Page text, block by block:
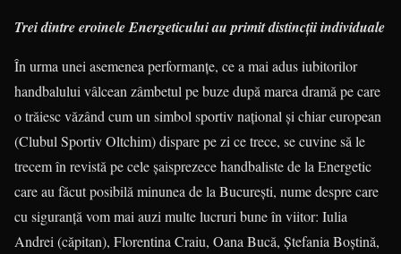
Trei dintre eroinele Energeticului au primit distincţii individuale
În urma unei asemenea performanţe, ce a mai adus iubitorilor
handbalului vâlcean zâmbetul pe buze după marea dramă pe care
o trăiesc văzând cum un simbol sportiv naţional şi chiar european
(Clubul Sportiv Oltchim) dispare pe zi ce trece, se cuvine să le
trecem în revistă pe cele şaisprezece handbaliste de la Energetic
care au făcut posibilă minunea de la Bucureşti, nume despre care
cu siguranţă vom mai auzi multe lucruri bune în viitor: Iulia
Andrei (căpitan), Florentina Craiu, Oana Bucă, Ştefania Boştină,